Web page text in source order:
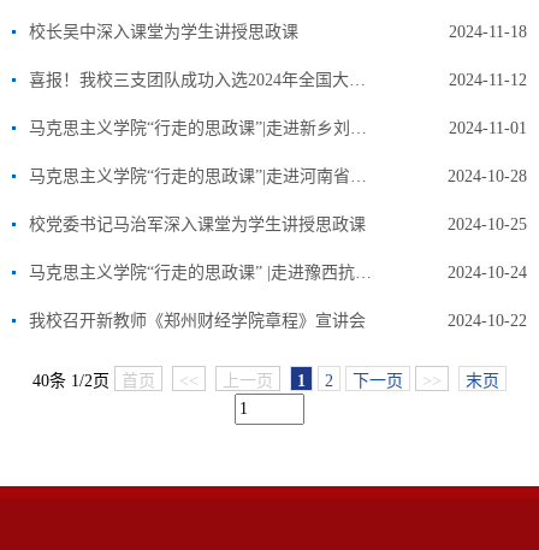
校长吴中深入课堂为学生讲授思政课 2024-11-18
喜报！我校三支团队成功入选2024年全国大学生志愿宣讲团 2024-11-12
马克思主义学院“行走的思政课”|走进新乡刘庄，感悟乡村振兴 2024-11-01
马克思主义学院“行走的思政课”|走进河南省廉政教育中心，坚定理想信念 2024-10-28
校党委书记马治军深入课堂为学生讲授思政课 2024-10-25
马克思主义学院“行走的思政课” |走进豫西抗日根据地 赓续红色血脉 2024-10-24
我校召开新教师《郑州财经学院章程》宣讲会 2024-10-22
40条 1/2页 首页 << 上一页 1 2 下一页 >> 末页